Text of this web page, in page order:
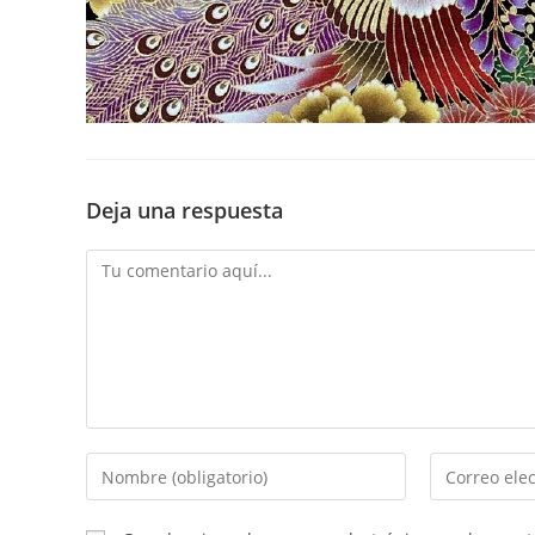
Deja una respuesta
Comentario
Introduce
tu
nombre
Introduce
tu